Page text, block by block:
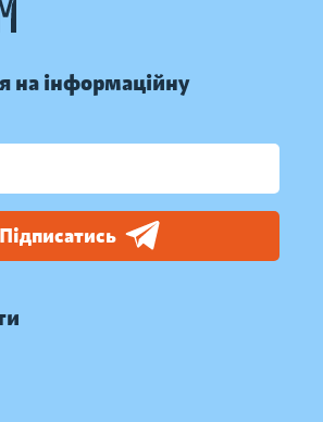
на інформаційну
Підписатись